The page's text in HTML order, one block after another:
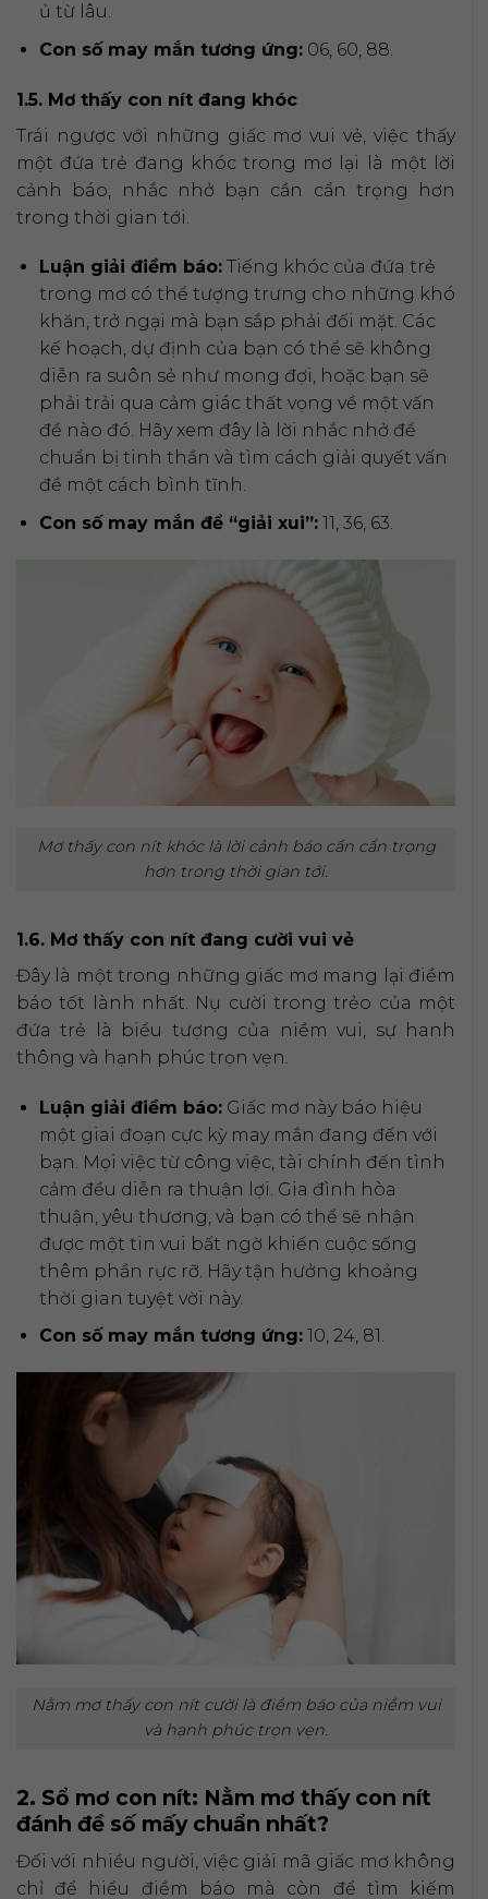
ủ từ lâu.
Con số may mắn tương ứng:06, 60, 88.
1.5. Mơ thấy con nít đang khóc
Trái ngược với những giấc mơ vui vẻ, việc thấy
một đứa trẻ đang khóc trong mơ lại là một lời
cảnh báo, nhắc nhở bạn cần cẩn trọng hơn
trong thời gian tới.
Luận giải điềm báo:Tiếng khóc của đứa trẻ
trong mơ có thể tượng trưng cho những khó
khăn, trở ngại mà bạn sắp phải đối mặt. Các
kế hoạch, dự định của bạn có thể sẽ không
diễn ra suôn sẻ như mong đợi, hoặc bạn sẽ
phải trải qua cảm giác thất vọng về một vấn
đề nào đó. Hãy xem đây là lời nhắc nhở để
chuẩn bị tinh thần và tìm cách giải quyết vấn
đề một cách bình tĩnh.
Con số may mắn để “giải xui”:11, 36, 63.
Mơ thấy con nít khóc là lời cảnh báo cần cẩn trọng
hơn trong thời gian tới.
1.6. Mơ thấy con nít đang cười vui vẻ
Đây là một trong những giấc mơ mang lại điềm
báo tốt lành nhất. Nụ cười trong trẻo của một
đứa trẻ là biểu tượng của niềm vui, sự hanh
thông và hạnh phúc trọn vẹn.
Luận giải điềm báo:Giấc mơ này báo hiệu
một giai đoạn cực kỳ may mắn đang đến với
bạn. Mọi việc từ công việc, tài chính đến tình
cảm đều diễn ra thuận lợi. Gia đình hòa
thuận, yêu thương, và bạn có thể sẽ nhận
được một tin vui bất ngờ khiến cuộc sống
thêm phần rực rỡ. Hãy tận hưởng khoảng
thời gian tuyệt vời này.
Con số may mắn tương ứng:10, 24, 81.
Nằm mơ thấy con nít cười là điềm báo của niềm vui
và hạnh phúc trọn vẹn.
2. Sổ mơ con nít: Nằm mơ thấy con nít
đánh đề số mấy chuẩn nhất?
Đối với nhiều người, việc giải mã giấc mơ không
chỉ để hiểu điềm báo mà còn để tìm kiếm